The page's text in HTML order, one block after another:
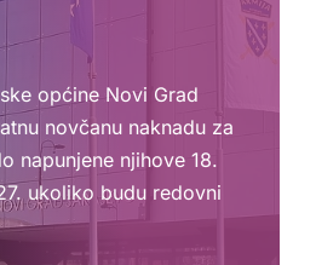
općine Novi Grad
novčanu naknadu za
napunjene njihove 18.
ukoliko budu redovni